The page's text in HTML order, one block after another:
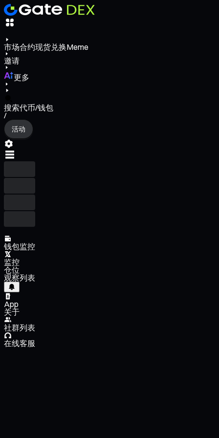
市场合约现货兑换Meme
邀请
更多
搜索代币/钱包
/
活动
钱包监控
监控
仓位
观察列表
App
关于
社群列表
在线客服